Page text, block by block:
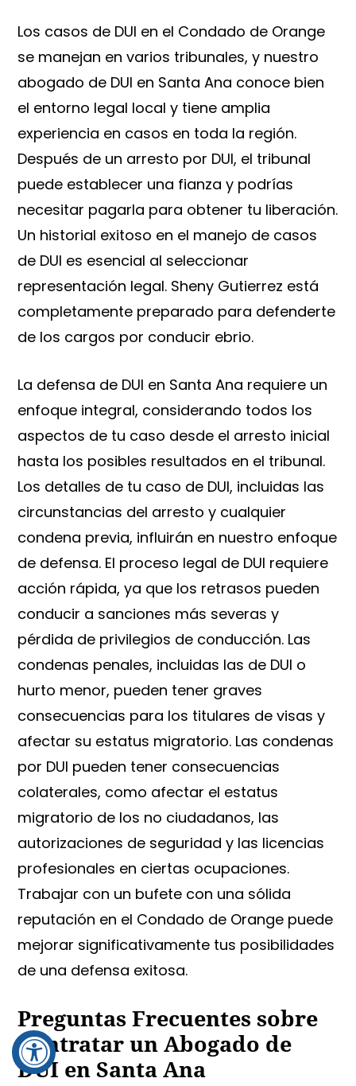
Los casos de DUI en el Condado de Orange
se manejan en varios tribunales, y nuestro
abogado de DUI en Santa Ana conoce bien
el entorno legal local y tiene amplia
experiencia en casos en toda la región.
Después de un arresto por DUI, el tribunal
puede establecer una fianza y podrías
necesitar pagarla para obtener tu liberación.
Un historial exitoso en el manejo de casos
de DUI es esencial al seleccionar
representación legal. Sheny Gutierrez está
completamente preparado para defenderte
de los cargos por conducir ebrio.
La defensa de DUI en Santa Ana requiere un
enfoque integral, considerando todos los
aspectos de tu caso desde el arresto inicial
hasta los posibles resultados en el tribunal.
Los detalles de tu caso de DUI, incluidas las
circunstancias del arresto y cualquier
condena previa, influirán en nuestro enfoque
de defensa. El proceso legal de DUI requiere
acción rápida, ya que los retrasos pueden
conducir a sanciones más severas y
pérdida de privilegios de conducción. Las
condenas penales, incluidas las de DUI o
hurto menor, pueden tener graves
consecuencias para los titulares de visas y
afectar su estatus migratorio. Las condenas
por DUI pueden tener consecuencias
colaterales, como afectar el estatus
migratorio de los no ciudadanos, las
autorizaciones de seguridad y las licencias
profesionales en ciertas ocupaciones.
Trabajar con un bufete con una sólida
reputación en el Condado de Orange puede
mejorar significativamente tus posibilidades
de una defensa exitosa.
Preguntas Frecuentes sobre
Contratar un Abogado de
DUI en Santa Ana